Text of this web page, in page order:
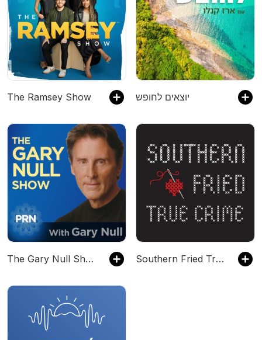
The Ramsey Show יוצאים לחופש
The Gary Null Show Southern Fried True Crime